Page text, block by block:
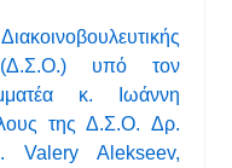
(Δ.Σ.Ο.) υπό τον
κ. Ιωάννη
της Δ.Σ.Ο. Δρ.
Valery Alekseev,